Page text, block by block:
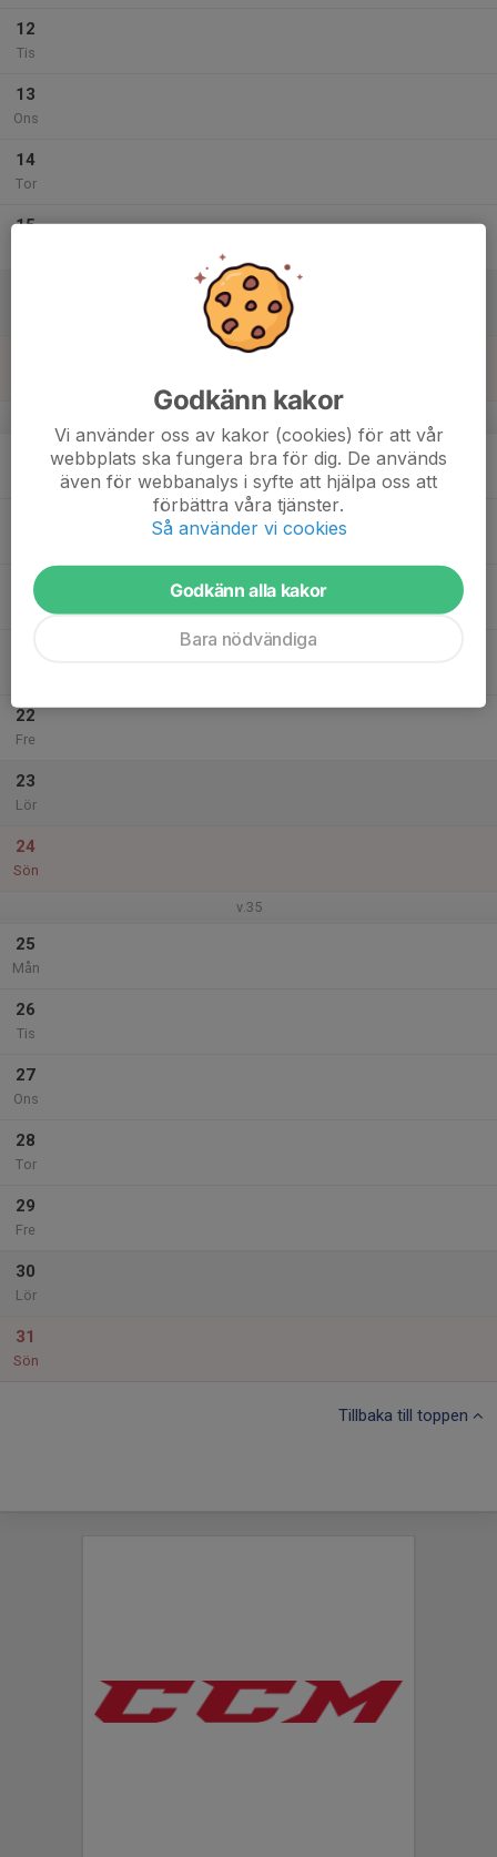
12
Tis
13
Ons
14
Tor
15
20
Ons
22
Fre
23
Lör
24
Sön
v.35
25
Mån
26
Tis
27
Ons
28
Tor
29
Fre
30
Lör
31
Sön
Tillbaka till toppen
Godkänn kakor
Vi använder oss av kakor (cookies) för att vår
webbplats ska fungera bra för dig. De används
även för webbanalys i syfte att hjälpa oss att
förbättra våra tjänster.
Så använder vi cookies
Godkänn alla kakor
Bara nödvändiga